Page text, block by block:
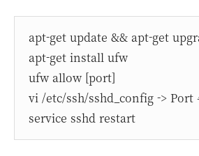
apt-get update && apt-get
apt-get install ufw
ufw allow [port]
vi /etc/ssh/sshd_config -> Port
service sshd restart